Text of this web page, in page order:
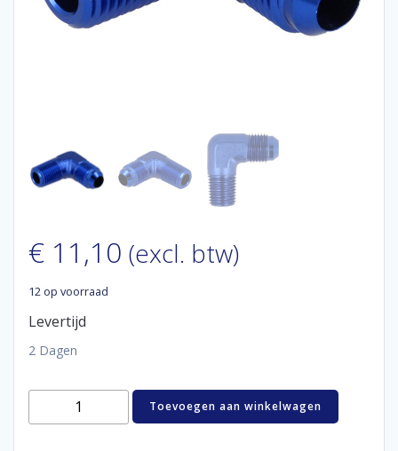
€ 11,10 (excl. btw)
12 op voorraad
Levertijd
2 Dagen
Aluminum
adaptor
Toevoegen aan winkelwagen